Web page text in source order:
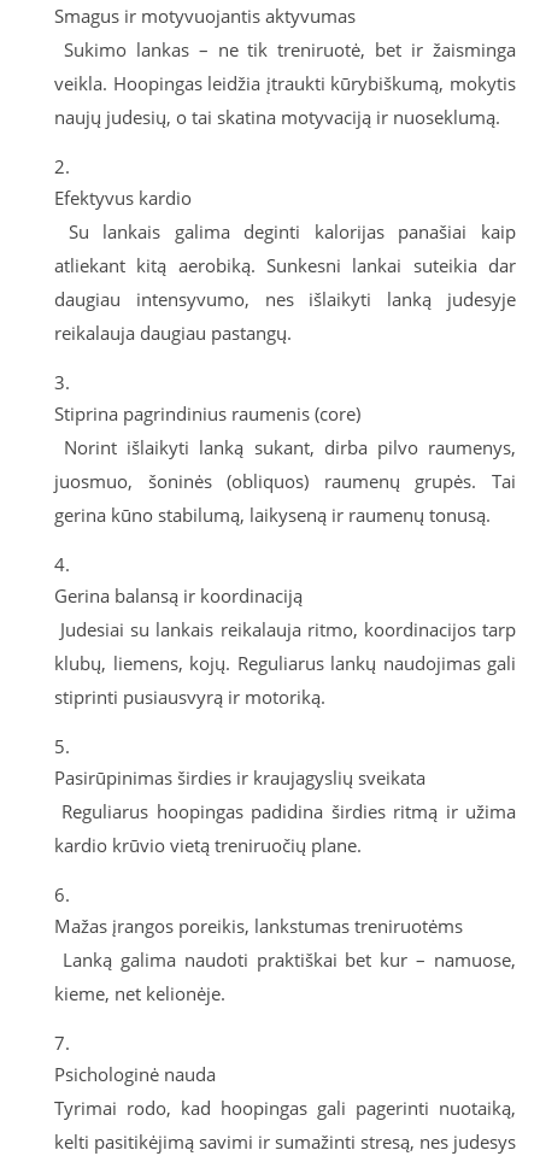
Smagus ir motyvuojantis aktyvumas
Sukimo lankas – ne tik treniruotė, bet ir žaisminga
veikla. Hoopingas leidžia įtraukti kūrybiškumą, mokytis
naujų judesių, o tai skatina motyvaciją ir nuoseklumą.
Efektyvus kardio
Su lankais galima deginti kalorijas panašiai kaip
atliekant kitą aerobiką. Sunkesni lankai suteikia dar
daugiau intensyvumo, nes išlaikyti lanką judesyje
reikalauja daugiau pastangų.
Stiprina pagrindinius raumenis (core)
Norint išlaikyti lanką sukant, dirba pilvo raumenys,
juosmuo, šoninės (obliquos) raumenų grupės. Tai
gerina kūno stabilumą, laikyseną ir raumenų tonusą.
Gerina balansą ir koordinaciją
Judesiai su lankais reikalauja ritmo, koordinacijos tarp
klubų, liemens, kojų. Reguliarus lankų naudojimas gali
stiprinti pusiausvyrą ir motoriką.
Pasirūpinimas širdies ir kraujagyslių sveikata
Reguliarus hoopingas padidina širdies ritmą ir užima
kardio krūvio vietą treniruočių plane.
Mažas įrangos poreikis, lankstumas treniruotėms
Lanką galima naudoti praktiškai bet kur – namuose,
kieme, net kelionėje.
Psichologinė nauda
Tyrimai rodo, kad hoopingas gali pagerinti nuotaiką,
kelti pasitikėjimą savimi ir sumažinti stresą, nes judesys